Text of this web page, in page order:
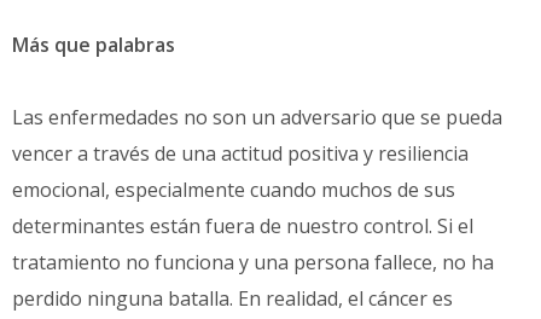
Más que palabras
Las enfermedades no son un adversario que se pueda
vencer a través de una actitud positiva y resiliencia
emocional, especialmente cuando muchos de sus
determinantes están fuera de nuestro control. Si el
tratamiento no funciona y una persona fallece, no ha
perdido ninguna batalla. En realidad, el cáncer es